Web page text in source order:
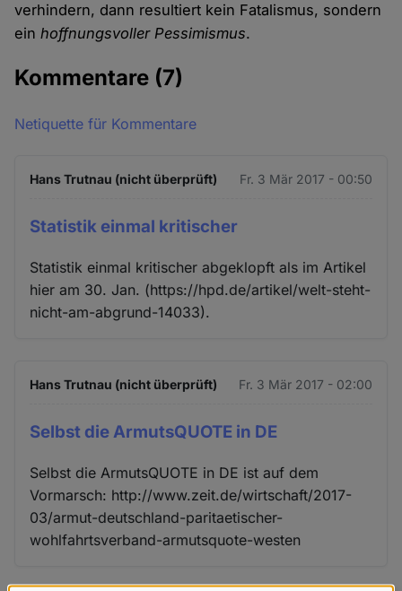
verhindern, dann resultiert kein Fatalismus, sondern
ein hoffnungsvoller Pessimismus.
Kommentare (7)
Netiquette für Kommentare
Hans Trutnau (nicht überprüft) Fr. 3 Mär 2017 - 00:50
Statistik einmal kritischer
Statistik einmal kritischer abgeklopft als im Artikel
hier am 30. Jan. (https://hpd.de/artikel/welt-steht-
nicht-am-abgrund-14033).
Hans Trutnau (nicht überprüft) Fr. 3 Mär 2017 - 02:00
Selbst die ArmutsQUOTE in DE
Selbst die ArmutsQUOTE in DE ist auf dem
Vormarsch: http://www.zeit.de/wirtschaft/2017-
03/armut-deutschland-paritaetischer-
wohlfahrtsverband-armutsquote-westen